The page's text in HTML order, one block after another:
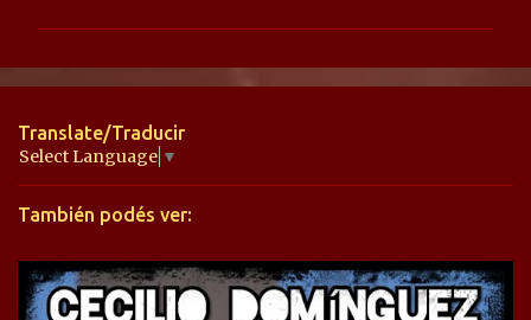
n
a
r
i
s
Translate/Traducir
Select Language ▼
También podés ver: